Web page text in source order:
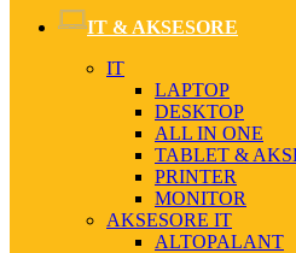
IT & AKSESORE
IT
LAPTOP
DESKTOP
ALL IN ONE
TABLET &
PRINTER
MONITOR
AKSESORE IT
ALTOPALANT